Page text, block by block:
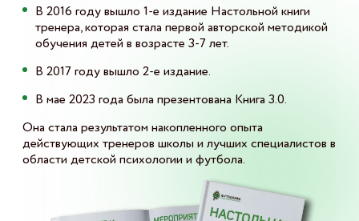
В 2016 году вышло 1-е издание Настольной книги
тренера, которая стала первой авторской методикой
обучения детей в возрасте 3-7 лет.
В 2017 году вышло 2-е издание.
В мае 2023 года была презентована Книга 3.0.
Она стала результатом накопленного опыта
действующих тренеров школы и лучших специалистов в
области детской психологии и футбола.